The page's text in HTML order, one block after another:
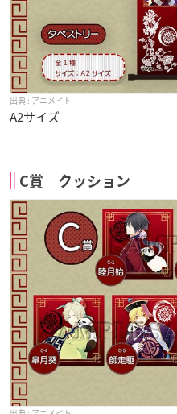
アニメイト
A2サイズ
C賞 クッション